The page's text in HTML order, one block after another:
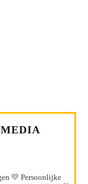
💛 Persoonlijke